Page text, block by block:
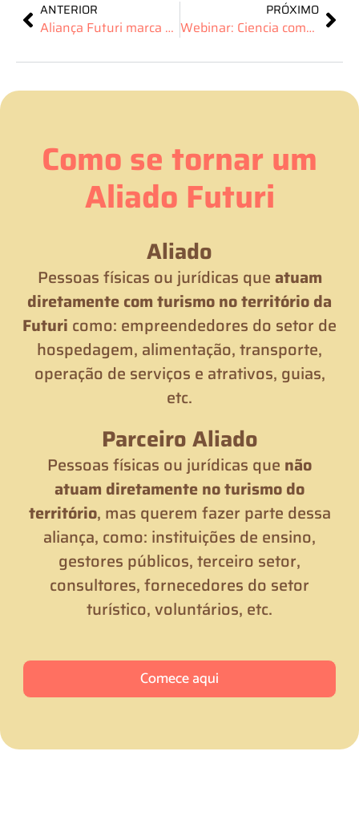
ANTERIOR
Aliança Futuri marca presença no lançamento do Programa Natureza com as Pessoas no Salão Nacional do Turismo
PRÓXIMO
Webinar: Ciencia como Experiência
Como se tornar um
Aliado Futuri
Aliado
Pessoas físicas ou jurídicas queatuam
diretamente com turismo no território da
Futuri como: empreendedores do setor de
hospedagem, alimentação, transporte,
operação de serviços e atrativos, guias,
etc.
Parceiro Aliado
Pessoas físicas ou jurídicas que não
atuam diretamente no turismo do
território, mas querem fazer parte dessa
aliança, como: instituições de ensino,
gestores públicos, terceiro setor,
consultores, fornecedores do setor
turístico, voluntários, etc.
Comece aqui